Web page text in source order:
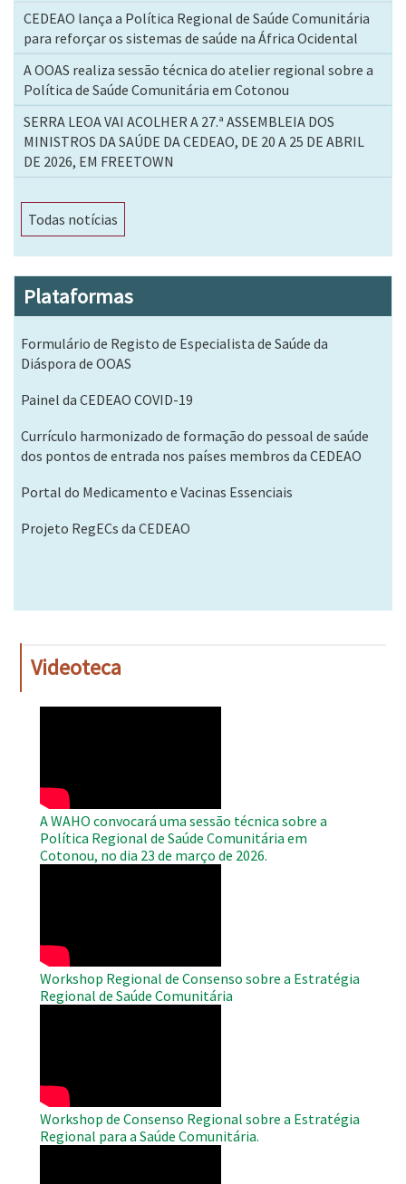
CEDEAO lança a Política Regional de Saúde Comunitária
para reforçar os sistemas de saúde na África Ocidental
A OOAS realiza sessão técnica do atelier regional sobre a
Política de Saúde Comunitária em Cotonou
SERRA LEOA VAI ACOLHER A 27.ª ASSEMBLEIA DOS
MINISTROS DA SAÚDE DA CEDEAO, DE 20 A 25 DE ABRIL
DE 2026, EM FREETOWN
Todas notícias
Plataformas
Formulário de Registo de Especialista de Saúde da
Diáspora de OOAS
Painel da CEDEAO COVID-19
Currículo harmonizado de formação do pessoal de saúde
dos pontos de entrada nos países membros da CEDEAO
Portal do Medicamento e Vacinas Essenciais
Projeto RegECs da CEDEAO
Videoteca
A WAHO convocará uma sessão técnica sobre a
Política Regional de Saúde Comunitária em
Cotonou, no dia 23 de março de 2026.
Workshop Regional de Consenso sobre a Estratégia
Regional de Saúde Comunitária
Workshop de Consenso Regional sobre a Estratégia
Regional para a Saúde Comunitária.